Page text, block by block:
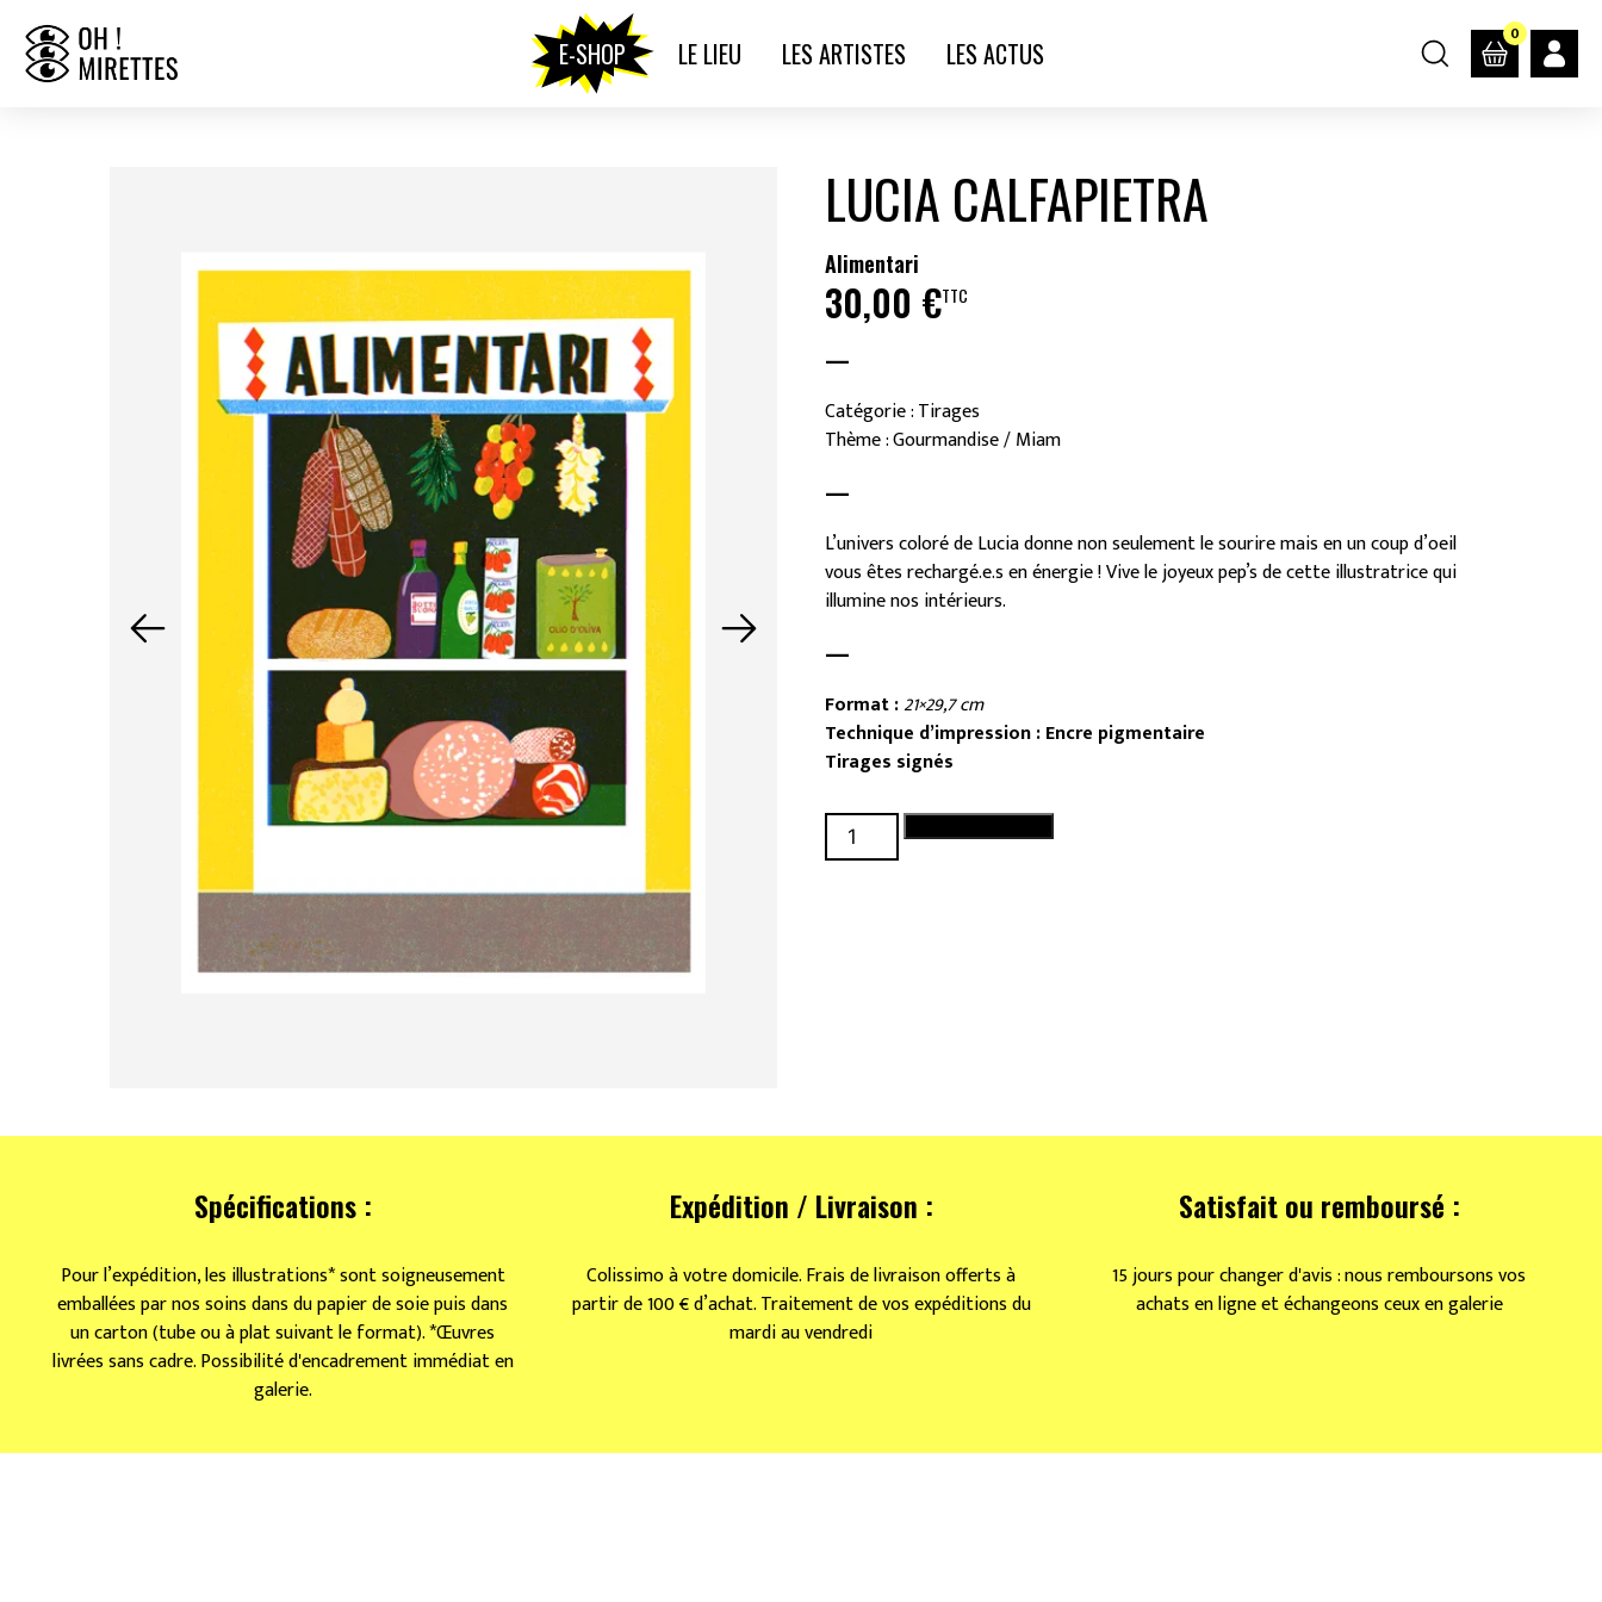
E-SHOP LE LIEU LES ARTISTES LES ACTUS
0
LUCIA CALFAPIETRA
Alimentari
30,00 €TTC
—
Catégorie : Tirages
Thème : Gourmandise / Miam
—
L’univers coloré de Lucia donne non seulement le sourire mais en un coup d’oeil
vous êtes rechargé.e.s en énergie ! Vive le joyeux pep’s de cette illustratrice qui
illumine nos intérieurs.
—
Format :21×29,7 cm
Technique d’impression : Encre pigmentaire
Tirages signés
quantité
de
Spécifications :
Pour l’expédition, les illustrations* sont soigneusement
emballées par nos soins dans du papier de soie puis dans
un carton (tube ou à plat suivant le format). *Œuvres
livrées sans cadre. Possibilité d'encadrement immédiat en
galerie.
Expédition / Livraison :
Colissimo à votre domicile. Frais de livraison offerts à
partir de 100 € d’achat. Traitement de vos expéditions du
mardi au vendredi
Satisfait ou remboursé :
15 jours pour changer d'avis : nous remboursons vos
achats en ligne et échangeons ceux en galerie